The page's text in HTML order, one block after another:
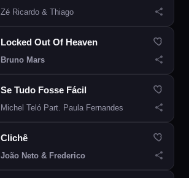
Zé Ricardo & Thiago
Locked Out Of Heaven
Bruno Mars
Se Tudo Fosse Fácil
Michel Teló Part. Paula Fernandes
Clichê
João Neto & Frederico